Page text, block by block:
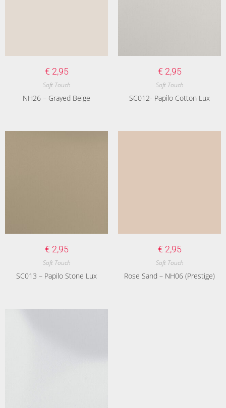
€ 2,95
Soft Touch
NH26 – Grayed Beige
€ 2,95
Soft Touch
SC012- Papilo Cotton Lux
€ 2,95
Soft Touch
SC013 – Papilo Stone Lux
€ 2,95
Soft Touch
Rose Sand – NH06 (Prestige)